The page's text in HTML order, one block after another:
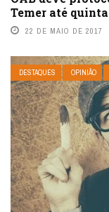
Temer até
22 DE MAIO DE 2017
DESTAQUES OPINIÃO